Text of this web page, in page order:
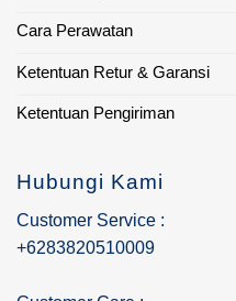
Cara Perawatan
Ketentuan Retur & Garansi
Ketentuan Pengiriman
Hubungi Kami
Customer Service :
+6283820510009